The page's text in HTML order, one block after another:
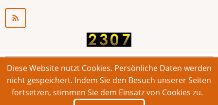
© 2026 Bonner Aufruf. Alle Rechte vorbehalten.
Footer
Impressum Kontakt Intern
Diese Website nutzt Cookies. Persönliche Daten werden
nicht gespeichert. Indem Sie den Besuch unserer Seiten
fortsetzen, stimmen Sie dem Einsatz von Cookies zu.